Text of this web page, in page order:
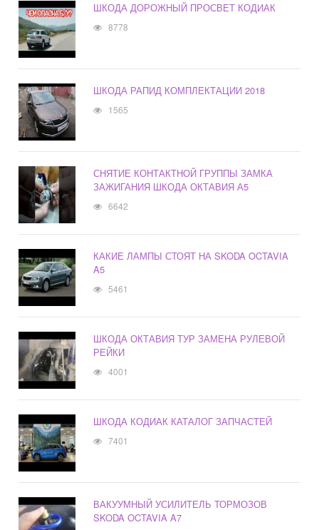
ШКОДА ДОРОЖНЫЙ ПРОСВЕТ КОДИАК
8778
ШКОДА РАПИД КОМПЛЕКТАЦИИ 2018
1565
СНЯТИЕ КОНТАКТНОЙ ГРУППЫ ЗАМКА
ЗАЖИГАНИЯ ШКОДА ОКТАВИЯ А5
6642
КАКИЕ ЛАМПЫ СТОЯТ НА SKODA OCTAVIA
A5
5461
ШКОДА ОКТАВИЯ ТУР ЗАМЕНА РУЛЕВОЙ
РЕЙКИ
4001
ШКОДА КОДИАК КАТАЛОГ ЗАПЧАСТЕЙ
7401
ВАКУУМНЫЙ УСИЛИТЕЛЬ ТОРМОЗОВ
SKODA OCTAVIA A7